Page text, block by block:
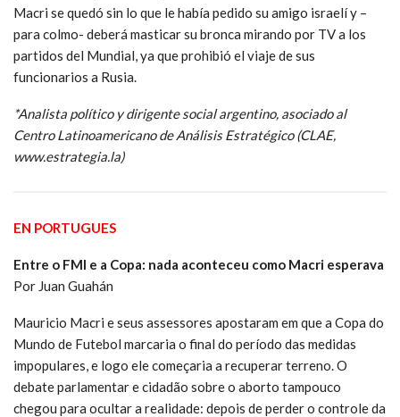
Macri se quedó sin lo que le había pedido su amigo israelí y –
para colmo- deberá masticar su bronca mirando por TV a los
partidos del Mundial, ya que prohibió el viaje de sus
funcionarios a Rusia.
*Analista político y dirigente social argentino, asociado al
Centro Latinoamericano de Análisis Estratégico (CLAE,
www.estrategia.la)
EN PORTUGUES
Entre o FMI e a Copa: nada aconteceu como Macri esperava
Por Juan Guahán
Mauricio Macri e seus assessores apostaram em que a Copa do
Mundo de Futebol marcaria o final do período das medidas
impopulares, e logo ele começaria a recuperar terreno. O
debate parlamentar e cidadão sobre o aborto tampouco
chegou para ocultar a realidade: depois de perder o controle da